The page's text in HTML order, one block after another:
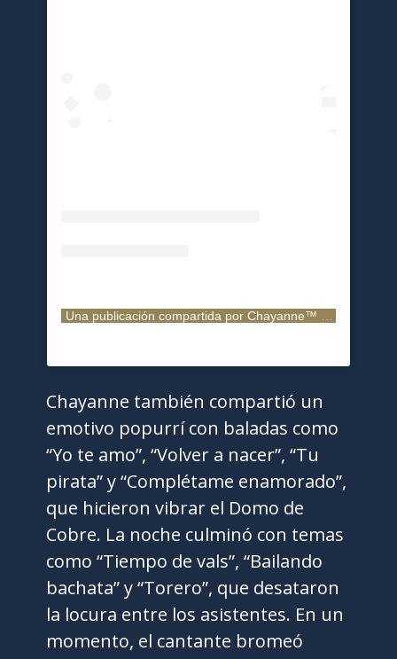
Una publicación compartida por Chayanne™ (@chayanne)
Chayanne también compartió un
emotivo popurrí con baladas como
“Yo te amo”, “Volver a nacer”, “Tu
pirata” y “Complétame enamorado”,
que hicieron vibrar el Domo de
Cobre. La noche culminó con temas
como “Tiempo de vals”, “Bailando
bachata” y “Torero”, que desataron
la locura entre los asistentes. En un
momento, el cantante bromeó